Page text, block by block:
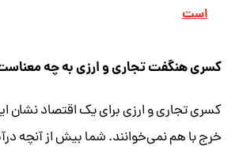
است
کسری هنگفت تجاری و ارزی به چه
کسری تجاری و ارزی برای یک اقتصاد
خرج با هم نمی‌خوانند. شما بیش از آنچه